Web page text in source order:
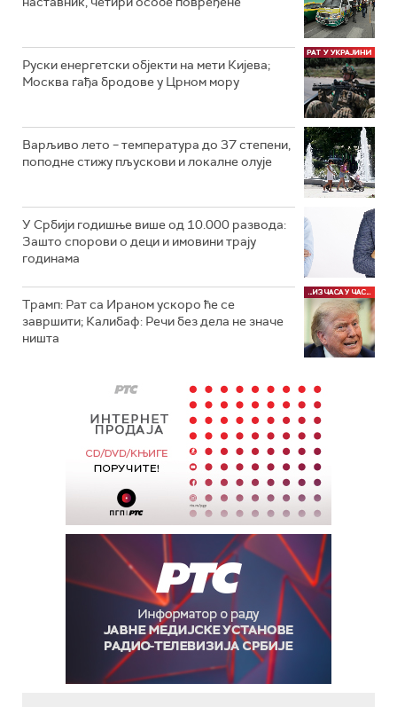
Руски енергетски објекти на мети Кијева;
Москва гађа бродове у Црном мору
Варљиво лето – температура до 37 степени,
поподне стижу пљускови и локалне олује
У Србији годишње више од 10.000 развода:
Зашто спорови о деци и имовини трају
годинама
Трамп: Рат са Ираном ускоро ће се
завршити; Калибаф: Речи без дела не значе
ништа